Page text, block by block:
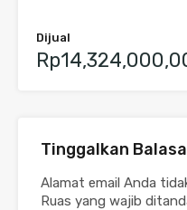
Dijual
Tinggalkan
Alamat email Anda
Ruas yang wajib